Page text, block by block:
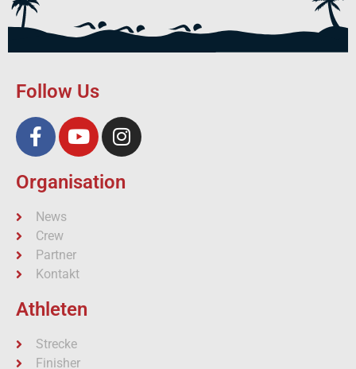
Athleten
Strecke
Finisher
Organisation
News
Crew
Partner
Kontakt
Follow Us